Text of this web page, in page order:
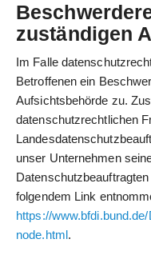
zuständigen
Im Falle
Betroffenen ein
Aufsichtsbehörde zu.
datenschutzrechtlichen
unser Unternehmen
folgendem Link
https://
node.html.